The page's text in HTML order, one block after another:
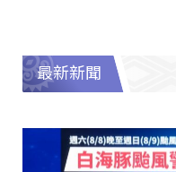
最新新聞